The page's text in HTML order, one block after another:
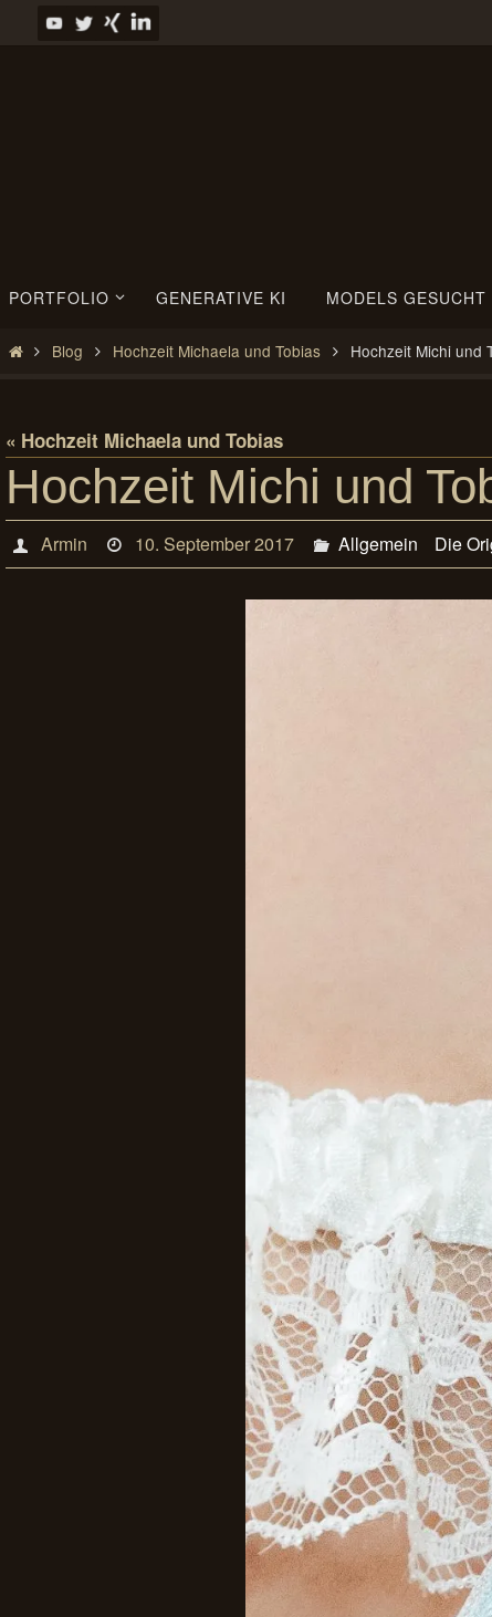
Inhalt
PORTFOLIO GENERATIVE KI MODELS GESUCHT
StartBlog Hochzeit Michaela und Tobias Hochzeit Michi und
« Hochzeit Michaela und Tobias
Hochzeit Michi und
Armin 10. September 2017 Allgemein Die